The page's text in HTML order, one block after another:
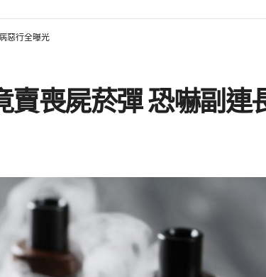
惡行全曝光
賣喪屍菸彈 恐嚇副連